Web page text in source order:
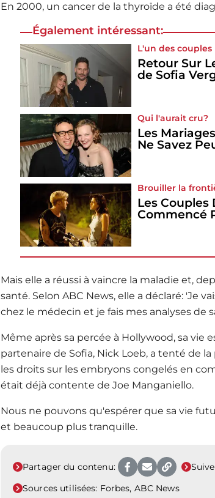
En 2000, un cancer de la thyroïde a été
Également intéressant:
L'un des couples
Retour Sur
de Sofia
Qui l'aurait cru?
Les
Ne Savez
Brouiller la
Les Couples
Commencé
Mais elle a réussi à vaincre la maladie et,
santé. Selon ABC News, elle a déclaré: 'Je
chez le médecin et je fais mes analyses de
Même après sa percée à Hollywood, sa vie
partenaire de Sofia, Nick Loeb, a tenté de
les droits sur les embryons congelés en
était déjà contente de Joe Manganiello.
Nous ne pouvons qu'espérer que sa vie
et beaucoup plus tranquille.
Partager du contenu:
Sources utilisées: Forbes, ABC News